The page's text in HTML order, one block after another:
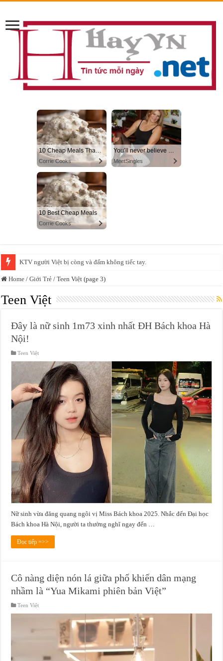
Xác minh video bảo mẫu đánh, bắn dây thun vào chân trẻ tại một cơ sở
Home / Giới Trẻ / Teen Việt (page 3)
Teen Việt
Đây là nữ sinh 1m73 xinh nhất ĐH Bách khoa Hà
Nội!
Teen Việt
Nữ sinh vừa đăng quang ngôi vị Miss Bách khoa 2025. Nhắc đến Đại học
Bách khoa Hà Nội, người ta thường nghĩ ngay đến …
Đọc tiếp =>>
Cô nàng diện nón lá giữa phố khiến dân mạng
nhầm là “Yua Mikami phiên bản Việt”
Teen Việt